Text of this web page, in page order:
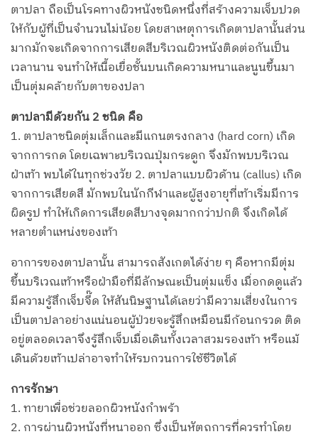
ตาปลา ถือเป็นโรคทางผิวหนังชนิดหนึ่งที่สร้างความเจ็บปวด
ให้กับผู้ที่เป็นจำนวนไม่น้อย โดยสาเหตุการเกิดตาปลานั้นส่วน
มากมักจะเกิดจากการเสียดสีบริเวณผิวหนังติดต่อกันเป็น
เวลานาน จนทำให้เนื้อเยื่อชั้นบนเกิดความหนาและนูนขึ้นมา
เป็นตุ่มคล้ายกับตาของปลา
ตาปลามีด้วยกัน 2 ชนิด คือ
1. ตาปลาชนิดตุ่มเล็กและมีแกนตรงกลาง (hard corn) เกิด
จากการกด โดยเฉพาะบริเวณปุ่มกระดูก จึงมักพบบริเวณ
ฝ่าเท้า พบได้ในทุกช่วงวัย 2. ตาปลาแบบผิวด้าน (callus) เกิด
จากการเสียดสี มักพบในนักกีฬาและผู้สูงอายุที่เท้าเริ่มมีการ
ผิดรูป ทำให้เกิดการเสียดสีบางจุดมากกว่าปกติ จึงเกิดได้
หลายตำแหน่งของเท้า
อาการของตาปลานั้น สามารถสังเกตได้ง่าย ๆ คือหากมีตุ่ม
ขึ้นบริเวณเท้าหรือฝ่ามือที่มีลักษณะเป็นตุ่มแข็ง เมื่อกดดูแล้ว
มีความรู้สึกเจ็บจี๊ด ให้สันนิษฐานได้เลยว่ามีความเสี่ยงในการ
เป็นตาปลาอย่างแน่นอนผู้ป่วยจะรู้สึกเหมือนมีก้อนกรวด ติด
อยู่ตลอดเวลาจึงรู้สึกเจ็บเมื่อเดินทั้งเวลาสวมรองเท้า หรือแม้
เดินด้วยเท้าเปล่าอาจทำให้รบกวนการใช้ชีวิตได้
การรักษา
1. ทายาเพื่อช่วยลอกผิวหนังกำพร้า
2. การผ่านผิวหนังที่หนาออก ซึ่งเป็นหัตถการที่ควรทำโดย